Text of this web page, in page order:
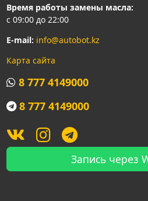
Время работы замены масла:
с 09:00 до 22:00
E-mail: info@autobot.kz
Карта сайта
8 777 4149000
8 777 4149000
Запись через